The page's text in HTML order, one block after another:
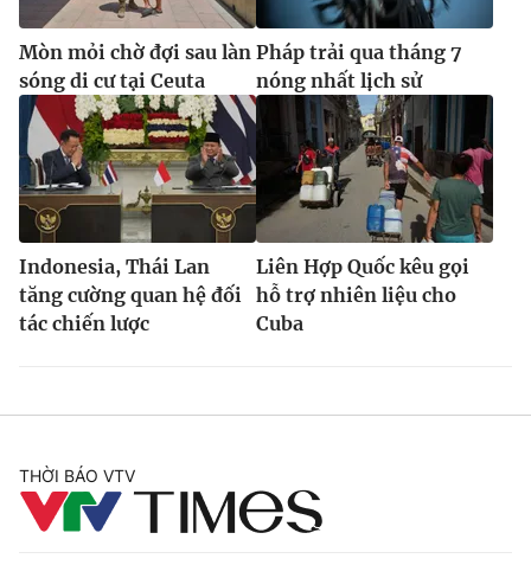
Mòn mỏi chờ đợi sau làn
sóng di cư tại Ceuta
Pháp trải qua tháng 7
nóng nhất lịch sử
Indonesia, Thái Lan
tăng cường quan hệ đối
tác chiến lược
Liên Hợp Quốc kêu gọi
hỗ trợ nhiên liệu cho
Cuba
THỜI BÁO VTV